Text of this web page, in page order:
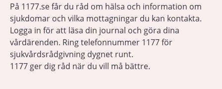
På 1177.se får du råd om hälsa och information om
sjukdomar och vilka mottagningar du kan kontakta.
Logga in för att läsa din journal och göra dina
vårdärenden. Ring telefonnummer 1177 för
sjukvårdsrådgivning dygnet runt.
1177 ger dig råd när du vill må bättre.